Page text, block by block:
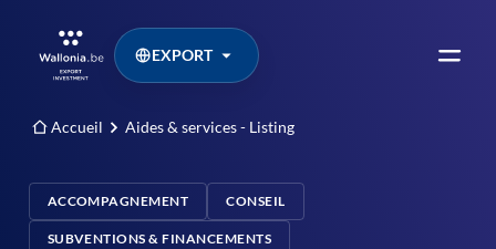
EXPORT
Accueil Aides & services - Listing
ACCOMPAGNEMENT CONSEIL
SUBVENTIONS & FINANCEMENTS